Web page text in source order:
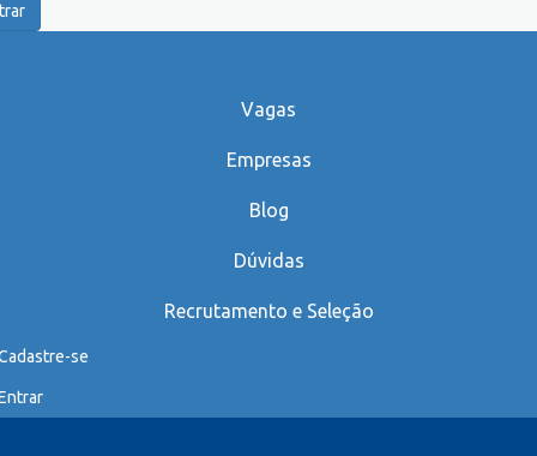
Vagas
Empresas
Blog
Dúvidas
Recrutamento e Seleção
se